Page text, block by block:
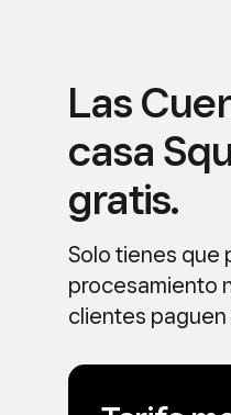
Las
casa
gratis.
Solo tienes que
procesamiento
clientes